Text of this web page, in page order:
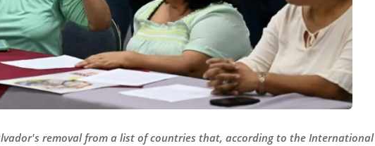
removal from a list of countries that, according to the International